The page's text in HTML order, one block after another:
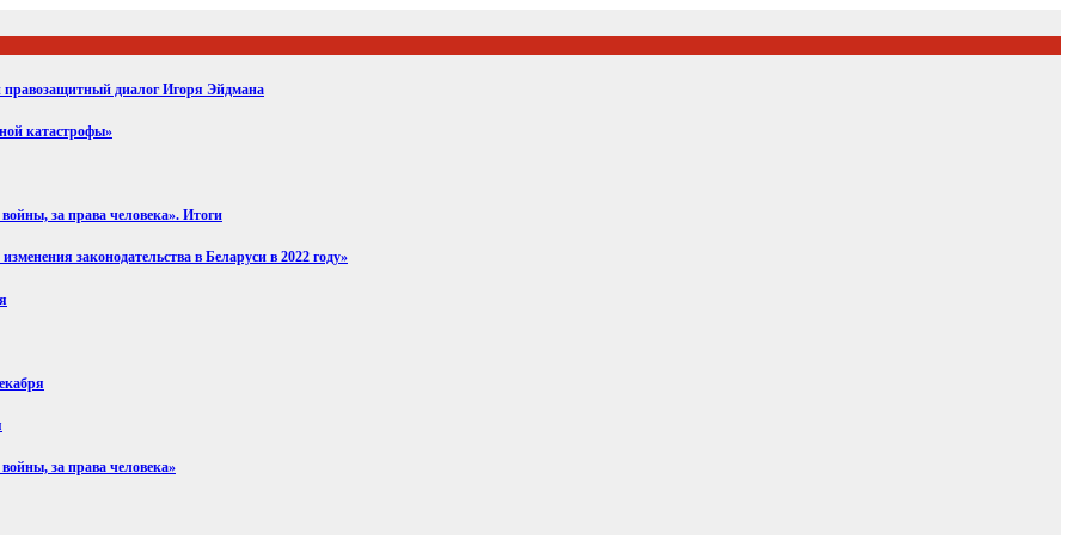
правозащитный диалог Игоря Эйдмана
катастрофы»
за права человека». Итоги
законодательства в Беларуси в 2022 году»
за права человека»